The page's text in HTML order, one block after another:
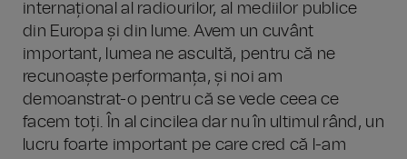
internațional al radiourilor, al mediilor publice
din Europa și din lume. Avem un cuvânt
important, lumea ne ascultă, pentru că ne
recunoaște performanța, și noi am
demoanstrat-o pentru că se vede ceea ce
facem toți. În al cincilea dar nu în ultimul rând, un
lucru foarte important pe care cred că l-am